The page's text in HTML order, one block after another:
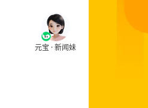
元宝 · 新闻妹